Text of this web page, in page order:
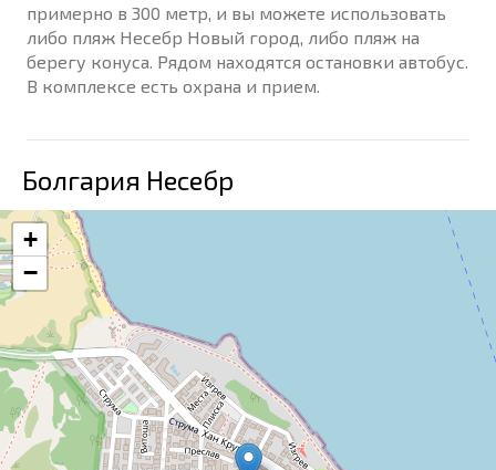
примерно в 300 метр, и вы можете использовать
либо пляж Несебр Новый город, либо пляж на
берегу конуса. Рядом находятся остановки автобус.
В комплексе есть охрана и прием.
Болгария Несебр
+
−